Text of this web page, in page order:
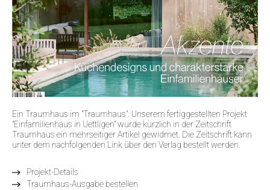
Ein Traumhaus im "Traumhaus". Unserem fertiggestellten Projekt
"Einfamilienhaus in Uettligen" wurde kürzlich in der Zeitschrift
Traumhaus ein mehrseitiger Artikel gewidmet. Die Zeitschrift kann
unter dem nachfolgenden Link über den Verlag bestellt werden.
Projekt-Details
Traumhaus-Ausgabe bestellen